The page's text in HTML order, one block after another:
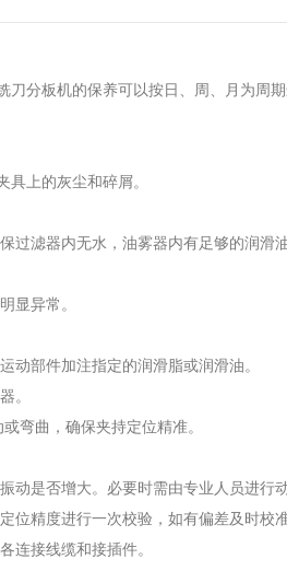
分板机的保养可以按日、周、月为周期
上的灰尘和碎屑。
过滤器内无水，油雾器内有足够的润滑
显异常。
动部件加注指定的润滑脂或润滑油。
。
弯曲，确保夹持定位精准。
动是否增大。必要时需由专业人员进行
位精度进行一次校验，如有偏差及时校准
连接线缆和接插件。